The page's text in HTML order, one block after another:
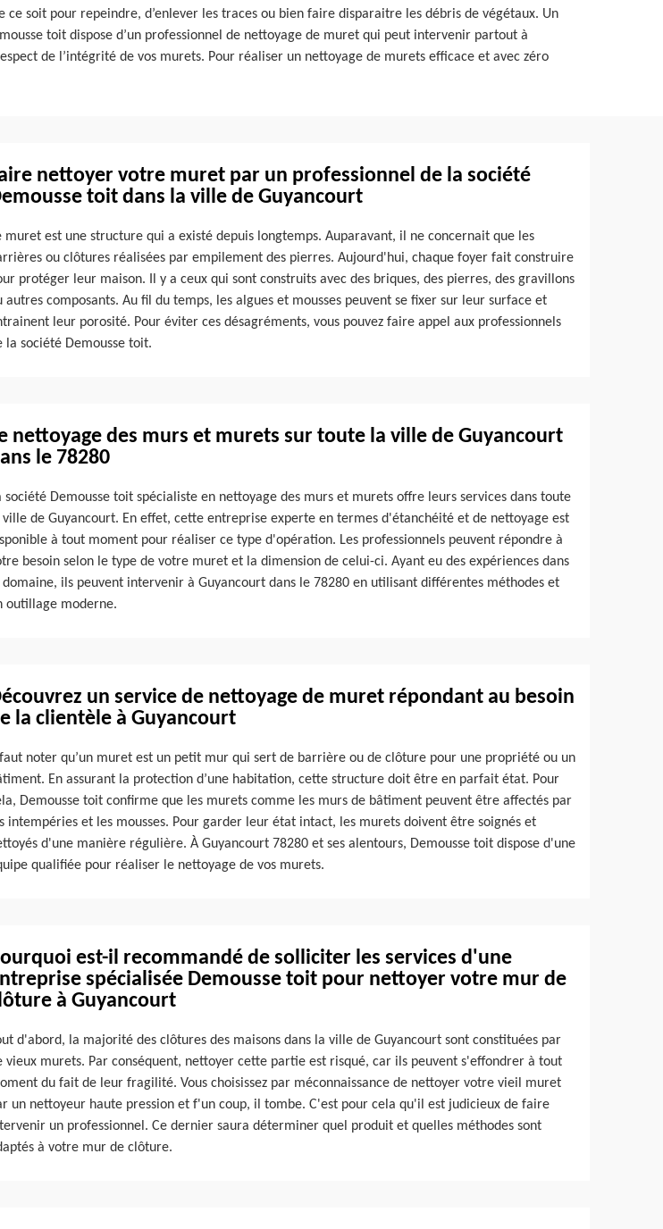
ce soit pour repeindre, d’enlever les traces ou bien faire disparaitre les débris de végétaux. Un
toit dispose d’un professionnel de nettoyage de muret qui peut intervenir partout à
de l’intégrité de vos murets. Pour réaliser un nettoyage de murets efficace et avec zéro
nettoyer votre muret par un professionnel de la société
toit dans la ville de Guyancourt
muret est une structure qui a existé depuis longtemps. Auparavant, il ne concernait que les
ou clôtures réalisées par empilement des pierres. Aujourd'hui, chaque foyer fait construire
protéger leur maison. Il y a ceux qui sont construits avec des briques, des pierres, des gravillons
autres composants. Au fil du temps, les algues et mousses peuvent se fixer sur leur surface et
leur porosité. Pour éviter ces désagréments, vous pouvez faire appel aux professionnels
la société Demousse toit.
nettoyage des murs et murets sur toute la ville de Guyancourt
le 78280
société Demousse toit spécialiste en nettoyage des murs et murets offre leurs services dans toute
ville de Guyancourt. En effet, cette entreprise experte en termes d'étanchéité et de nettoyage est
à tout moment pour réaliser ce type d'opération. Les professionnels peuvent répondre à
besoin selon le type de votre muret et la dimension de celui-ci. Ayant eu des expériences dans
domaine, ils peuvent intervenir à Guyancourt dans le 78280 en utilisant différentes méthodes et
outillage moderne.
un service de nettoyage de muret répondant au besoin
la clientèle à Guyancourt
faut noter qu’un muret est un petit mur qui sert de barrière ou de clôture pour une propriété ou un
En assurant la protection d’une habitation, cette structure doit être en parfait état. Pour
Demousse toit confirme que les murets comme les murs de bâtiment peuvent être affectés par
intempéries et les mousses. Pour garder leur état intact, les murets doivent être soignés et
d'une manière régulière. À Guyancourt 78280 et ses alentours, Demousse toit dispose d'une
qualifiée pour réaliser le nettoyage de vos murets.
est-il recommandé de solliciter les services d'une
spécialisée Demousse toit pour nettoyer votre mur de
à Guyancourt
d'abord, la majorité des clôtures des maisons dans la ville de Guyancourt sont constituées par
vieux murets. Par conséquent, nettoyer cette partie est risqué, car ils peuvent s'effondrer à tout
du fait de leur fragilité. Vous choisissez par méconnaissance de nettoyer votre vieil muret
un nettoyeur haute pression et f'un coup, il tombe. C'est pour cela qu'il est judicieux de faire
un professionnel. Ce dernier saura déterminer quel produit et quelles méthodes sont
à votre mur de clôture.